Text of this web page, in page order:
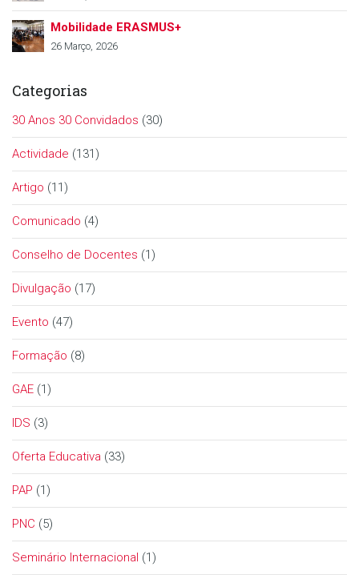
Mobilidade ERASMUS+
26 Março, 2026
Categorias
30 Anos 30 Convidados (30)
Actividade (131)
Artigo (11)
Comunicado (4)
Conselho de Docentes (1)
Divulgação (17)
Evento (47)
Formação (8)
GAE (1)
IDS (3)
Oferta Educativa (33)
PAP (1)
PNC (5)
Seminário Internacional (1)